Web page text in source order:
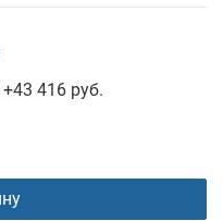
+43 416 руб.